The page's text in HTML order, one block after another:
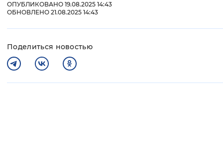
ОПУБЛИКОВАНО 19.08.2025 14:43
ОБНОВЛЕНО 21.08.2025 14:43
Поделиться новостью